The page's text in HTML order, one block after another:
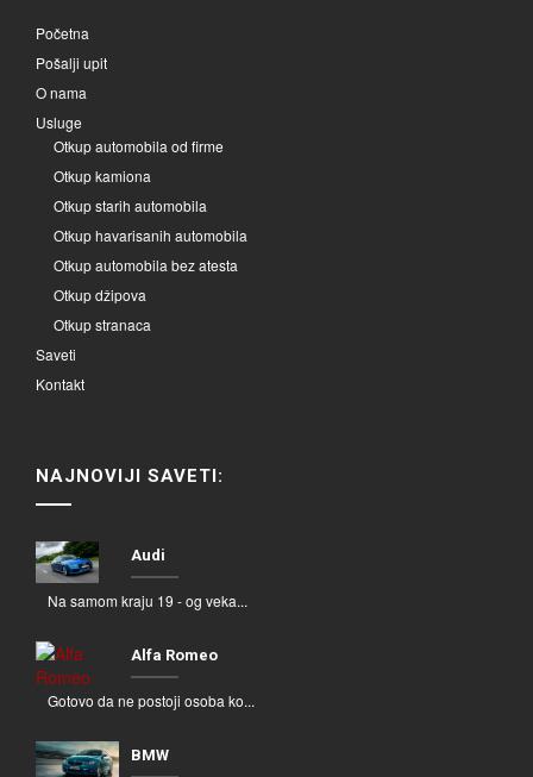
Početna
Pošalji upit
O nama
Usluge
Otkup automobila od firme
Otkup kamiona
Otkup starih automobila
Otkup havarisanih automobila
Otkup automobila bez atesta
Otkup džipova
Otkup stranaca
Saveti
Kontakt
NAJNOVIJI SAVETI:
Audi
Na samom kraju 19 - og veka...
Alfa Romeo
Gotovo da ne postoji osoba ko...
BMW